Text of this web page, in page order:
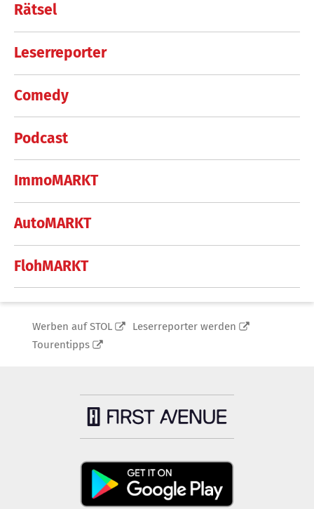
Rätsel
Leserreporter
Comedy
Podcast
ImmoMARKT
AutoMARKT
FlohMARKT
Werben auf STOL
Leserreporter werden
Tourentipps